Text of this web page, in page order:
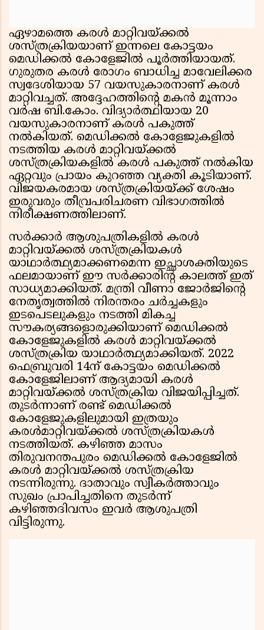
ഏഴാമത്തെ കരള്‍ മാറ്റിവയ്ക്കല്‍
ശസ്ത്രക്രിയയാണ് ഇന്നലെ കോട്ടയം
മെഡിക്കല്‍ കോളേജില്‍ പൂര്‍ത്തിയായത്.
ഗുരുതര കരള്‍ രോഗം ബാധിച്ച മാവേലിക്കര
സ്വദേശിയായ 57 വയസുകാരനാണ് കരള്‍
മാറ്റിവച്ചത്. അദ്ദേഹത്തിന്റെ മകന്‍ മൂന്നാം
വര്‍ഷ ബി.കോം. വിദ്യാര്‍ത്ഥിയായ 20
വയസുകാരനാണ് കരള്‍ പകുത്ത്
നല്‍കിയത്. മെഡിക്കല്‍ കോളേജുകളില്‍
നടത്തിയ കരള്‍ മാറ്റിവയ്ക്കല്‍
ശസ്ത്രക്രിയകളില്‍ കരള്‍ പകുത്ത് നല്‍കിയ
ഏറ്റവും പ്രായം കുറഞ്ഞ വ്യക്തി കൂടിയാണ്.
വിജയകരമായ ശസ്ത്രക്രിയയ്ക്ക് ശേഷം
ഇരുവരും തീവ്രപരിചരണ വിഭാഗത്തില്‍
നിരീക്ഷണത്തിലാണ്.
സര്‍ക്കാര്‍ ആശുപത്രികളില്‍ കരള്‍
മാറ്റിവയ്ക്കല്‍ ശസ്ത്രക്രിയകള്‍
യാഥാര്‍ത്ഥ്യമാക്കണമെന്ന ഇച്ഛാശക്തിയുടെ
ഫലമായാണ് ഈ സര്‍ക്കാരിന്റ കാലത്ത് ഇത്
സാധ്യമാക്കിയത്. മന്ത്രി വീണാ ജോര്‍ജിന്റെ
നേതൃത്വത്തില്‍ നിരന്തരം ചര്‍ച്ചകളും
ഇടപെടലുകളും നടത്തി മികച്ച
സൗകര്യങ്ങളൊരുക്കിയാണ് മെഡിക്കല്‍
കോളേജുകളില്‍ കരള്‍ മാറ്റിവയ്ക്കല്‍
ശസ്ത്രക്രിയ യാഥാര്‍ത്ഥ്യമാക്കിയത്. 2022
ഫെബ്രുവരി 14ന് കോട്ടയം മെഡിക്കല്‍
കോളേജിലാണ് ആദ്യമായി കരള്‍
മാറ്റിവയ്ക്കല്‍ ശസ്ത്രക്രിയ വിജയിപ്പിച്ചത്.
തുടര്‍ന്നാണ് രണ്ട് മെഡിക്കല്‍
കോളേജുകളിലുമായി ഇത്രയും
കരള്‍മാറ്റിവയ്ക്കല്‍ ശസ്ത്രക്രിയകള്‍
നടത്തിയത്. കഴിഞ്ഞ മാസം
തിരുവനന്തപുരം മെഡിക്കല്‍ കോളേജില്‍
കരള്‍ മാറ്റിവയ്ക്കല്‍ ശസ്ത്രക്രിയ
നടന്നിരുന്നു. ദാതാവും സ്വീകര്‍ത്താവും
സുഖം പ്രാപിച്ചതിനെ തുടര്‍ന്ന്
കഴിഞ്ഞദിവസം ഇവര്‍ ആശുപത്രി
വിട്ടിരുന്നു.